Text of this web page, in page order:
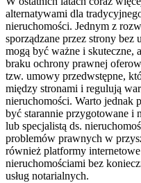
alternatywami dla
nieruchomości. Jednym z
sporządzane przez strony bez
mogą być ważne i skuteczne,
braku ochrony prawnej
tzw. umowy przedwstępne,
między stronami i regulują
nieruchomości. Warto jednak
być starannie przygotowane i
lub specjalistą ds.
problemów prawnych w
również platformy
nieruchomościami bez
usług notarialnych.